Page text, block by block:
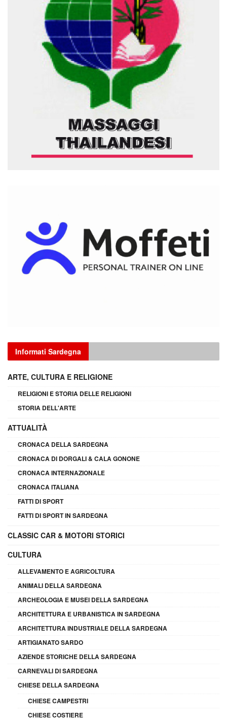
Informati Sardegna
ARTE, CULTURA E RELIGIONE
RELIGIONI E STORIA DELLE RELIGIONI
STORIA DELL'ARTE
ATTUALITÀ
CRONACA DELLA SARDEGNA
CRONACA DI DORGALI & CALA GONONE
CRONACA INTERNAZIONALE
CRONACA ITALIANA
FATTI DI SPORT
FATTI DI SPORT IN SARDEGNA
CLASSIC CAR & MOTORI STORICI
CULTURA
ALLEVAMENTO E AGRICOLTURA
ANIMALI DELLA SARDEGNA
ARCHEOLOGIA E MUSEI DELLA SARDEGNA
ARCHITETTURA E URBANISTICA IN SARDEGNA
ARCHITETTURA INDUSTRIALE DELLA SARDEGNA
ARTIGIANATO SARDO
AZIENDE STORICHE DELLA SARDEGNA
CARNEVALI DI SARDEGNA
CHIESE DELLA SARDEGNA
CHIESE CAMPESTRI
CHIESE COSTIERE